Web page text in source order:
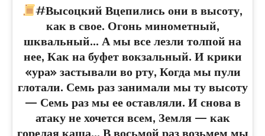
#Высоцкий Вцепились они в высоту,
как в свое. Огонь минометный,
шквальный… А мы все лезли толпой на
нее, Как на буфет вокзальный. И крики
«ура» застывали во рту, Когда мы пули
глотали. Семь раз занимали мы ту высоту
— Семь раз мы ее оставляли. И снова в
атаку не хочется всем, Земля — как